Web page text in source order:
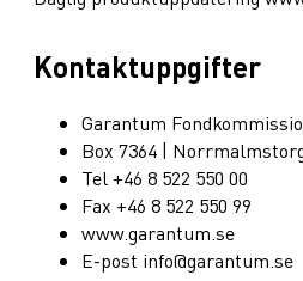
Kontaktuppgifter
Garantum
Box 7364 |
Tel +46 8 522 550 00
Fax +46 8 522 550 99
www.garantum.se
E-post info@garantum.se